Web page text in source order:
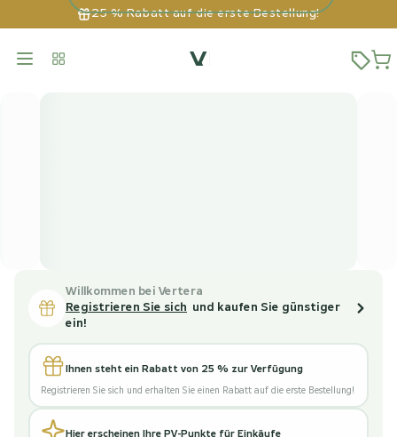
25 % Rabatt auf die erste Bestellung!
Willkommen bei Vertera
Registrieren Sie sich und kaufen Sie günstiger
ein!
Ihnen steht ein Rabatt von 25 % zur Verfügung
Registrieren Sie sich und erhalten Sie einen Rabatt auf die erste Bestellung!
Hier erscheinen Ihre PV-Punkte für Einkäufe